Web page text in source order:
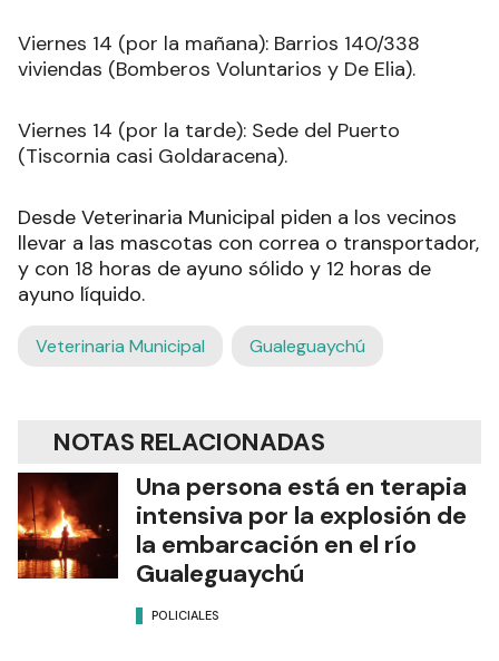
Viernes 14 (por la mañana): Barrios 140/338
viviendas (Bomberos Voluntarios y De Elia).
Viernes 14 (por la tarde): Sede del Puerto
(Tiscornia casi Goldaracena).
Desde Veterinaria Municipal piden a los vecinos
llevar a las mascotas con correa o transportador,
y con 18 horas de ayuno sólido y 12 horas de
ayuno líquido.
Veterinaria Municipal Gualeguaychú
NOTAS RELACIONADAS
Una persona está en terapia
intensiva por la explosión de
la embarcación en el río
Gualeguaychú
POLICIALES